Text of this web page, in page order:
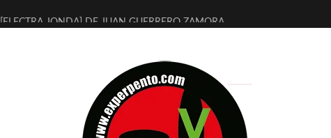
[ELECTRA JONDA] DE JUAN GUERRERO ZAMORA
30 AÑOS (NO ES NADA) DE LA KATARSIS DEL TOMATAZO
MILITARES JUDÍAS EN #EXVITA
D’BALDOMEROS REINVENTAN [BITÁCORA 3.0] EN EXVITA